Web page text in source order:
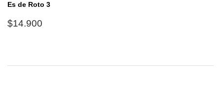
Es de Roto 3
Precio
$14.900